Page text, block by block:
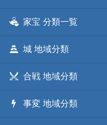
家宝 分類一覧
城 地域分類
合戦 地域分類
事変 地域分類